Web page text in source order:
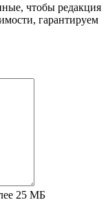
чтобы редакция
гарантируем
25 МБ